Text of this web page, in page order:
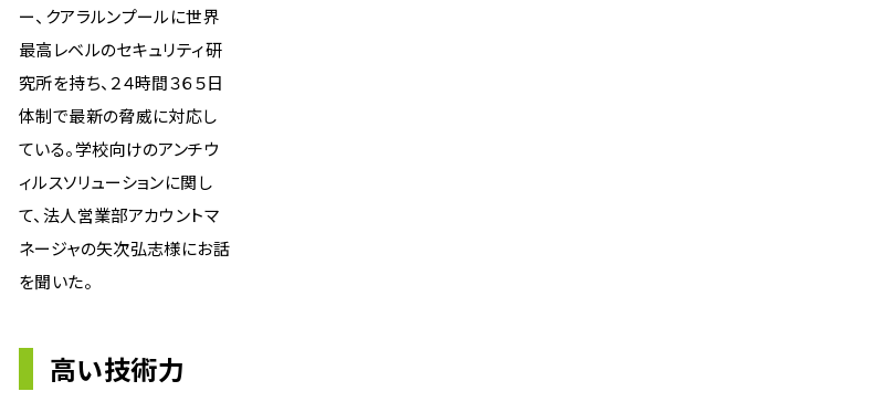
ー、クアラルンプールに世界
最高レベルのセキュリティ研
究所を持ち、２４時間３６５日
体制で最新の脅威に対応し
ている。学校向けのアンチウ
ィルスソリューションに関し
て、法人営業部アカウントマ
ネージャの矢次弘志様にお話
を聞いた。
高い技術力